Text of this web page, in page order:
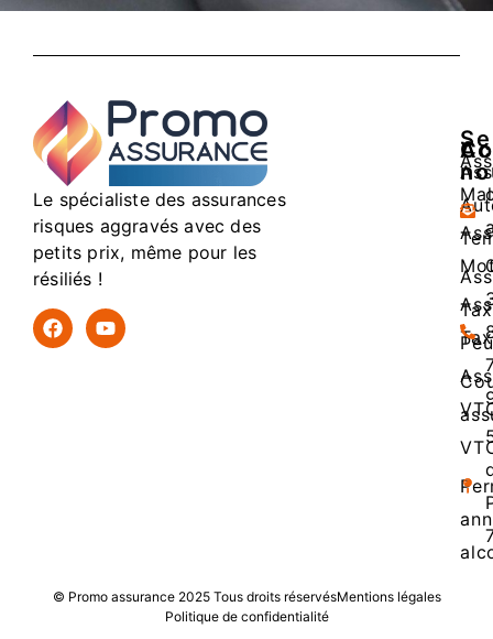
Le spécialiste des assurances
risques aggravés avec des
petits prix, même pour les
résiliés !
© Promo assurance 2025 Tous droits réservésMentions légales
Politique de confidentialité